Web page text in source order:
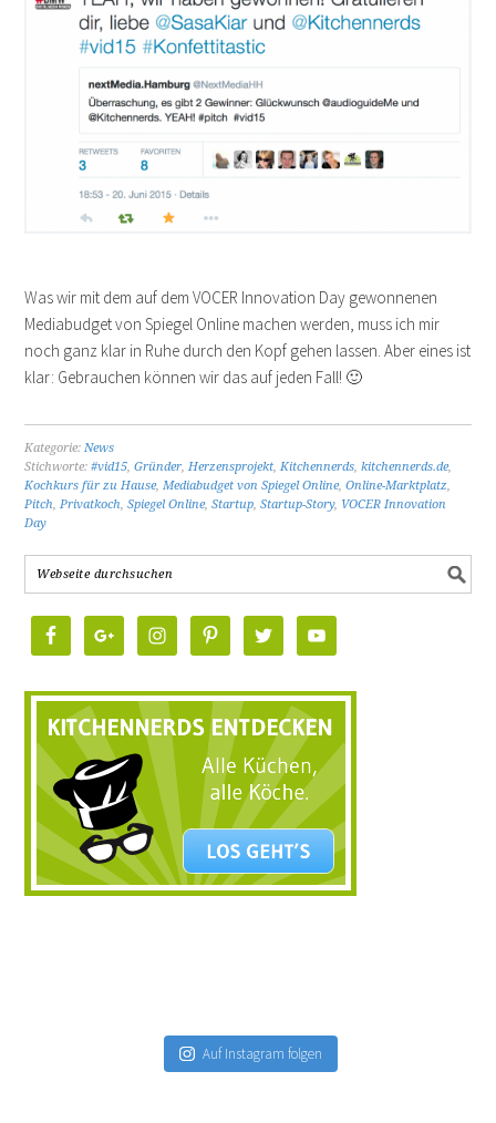
Was wir mit dem auf dem VOCER Innovation Day gewonnenen
Mediabudget von Spiegel Online machen werden, muss ich mir
noch ganz klar in Ruhe durch den Kopf gehen lassen. Aber eines ist
klar: Gebrauchen können wir das auf jeden Fall! 🙂
Kategorie:News
Stichworte:#vid15,Gründer,Herzensprojekt,Kitchennerds,kitchennerds.de,
Kochkurs für zu Hause,Mediabudget von Spiegel Online,Online-Marktplatz,
Pitch,Privatkoch,Spiegel Online,Startup,Startup-Story, VOCER Innovation
Day
Auf Instagram folgen